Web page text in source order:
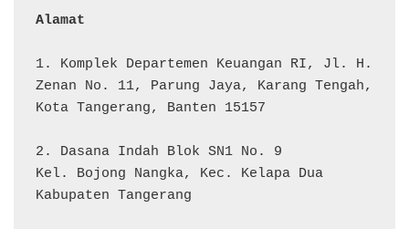
Alamat
1. Komplek Departemen Keuangan RI, Jl. H.
Zenan No. 11, Parung Jaya, Karang Tengah,
Kota Tangerang, Banten 15157
2. Dasana Indah Blok SN1 No. 9
Kel. Bojong Nangka, Kec. Kelapa Dua
Kabupaten Tangerang